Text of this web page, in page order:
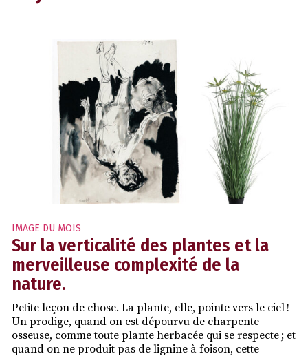
IMAGE DU MOIS
Sur la verticalité des plantes et la
merveilleuse complexité de la
nature.
Petite leçon de chose. La plante, elle, pointe vers le ciel !
Un prodige, quand on est dépourvu de charpente
osseuse, comme toute plante herbacée qui se respecte ; et
quand on ne produit pas de lignine à foison, cette